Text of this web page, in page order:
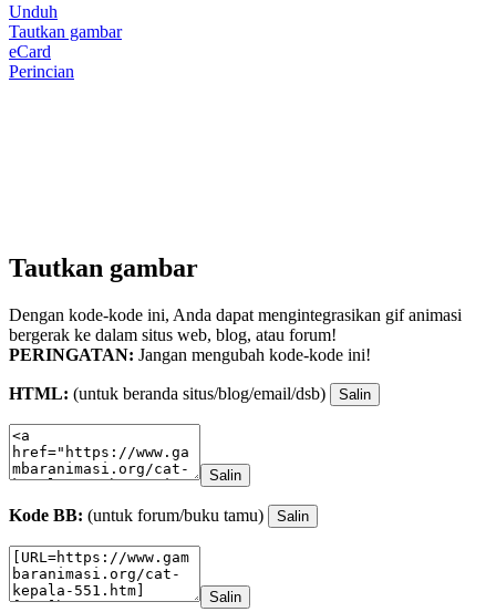
Unduh
Tautkan gambar
eCard
Perincian
Tautkan gambar
Dengan kode-kode ini, Anda dapat mengintegrasikan gif animasi
bergerak ke dalam situs web, blog, atau forum!
PERINGATAN: Jangan mengubah kode-kode ini!
HTML: (untuk beranda situs/blog/email/dsb) Salin
Salin
Kode BB: (untuk forum/buku tamu) Salin
Salin